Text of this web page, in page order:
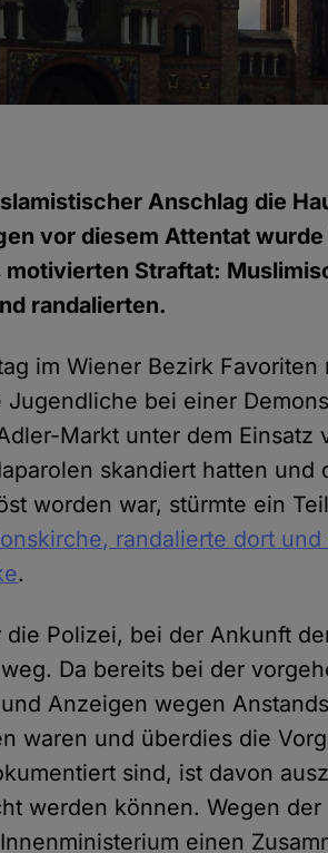
Anschlag die
vor diesem Attentat
Straftat:
randalierten.
im Wiener Bezirk Favoriten
bei einer
Markt unter dem Einsatz
skandiert hatten und
worden war, stürmte ein
randalierte dort und
.
Polizei, bei der Ankunft
Da bereits bei der
Anzeigen wegen
waren und überdies die
sind, ist davon
werden können. Wegen der
einen